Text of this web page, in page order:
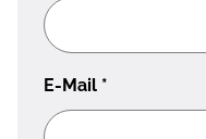
E-Mail *